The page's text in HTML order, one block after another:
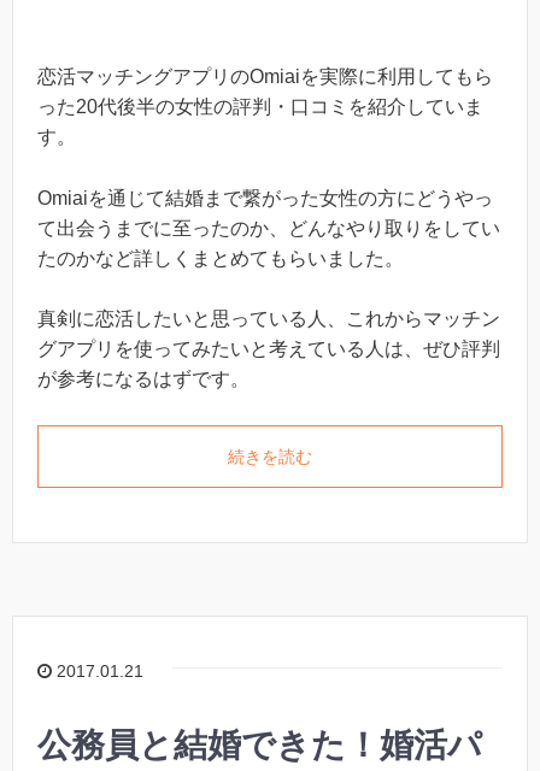
恋活マッチングアプリのOmiaiを実際に利用してもら
った20代後半の女性の評判・口コミを紹介していま
す。
Omiaiを通じて結婚まで繋がった女性の方にどうやっ
て出会うまでに至ったのか、どんなやり取りをしてい
たのかなど詳しくまとめてもらいました。
真剣に恋活したいと思っている人、これからマッチン
グアプリを使ってみたいと考えている人は、ぜひ評判
が参考になるはずです。
続きを読む
2017.01.21
公務員と結婚できた！婚活パ